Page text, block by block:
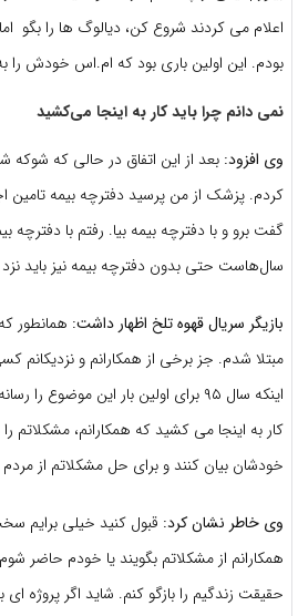
اعلام می کردند شروع کن، دیالوگ ها را بگو
بودم. این اولین باری بود که ام.اس خودش را
نمی دانم چرا باید کار به اینجا می‌کشید
وی افزود: بعد از این اتفاق در حالی که شوکه
کردم. پزشک از من پرسید دفترچه بیمه تامین
گفت برو و با دفترچه بیمه بیا. رفتم با دفترچه
سال‌هاست حتی بدون دفترچه بیمه نیز باید
بازیگر سریال قهوه تلخ اظهار داشت:
مبتلا شدم. جز برخی از همکارانم و نزدیکانم
اینکه سال ۹۵ برای اولین بار این موضوع
کار به اینجا می کشید که همکارانم، مشکلاتم
خودشان بیان کنند و برای حل مشکلاتم از
وی خاطر نشان کرد: قبول کنید خیلی برایم
همکارانم از مشکلاتم بگویند یا خودم حاضر
حقیقت زندگیم را بازگو کنم. شاید اگر پروژه